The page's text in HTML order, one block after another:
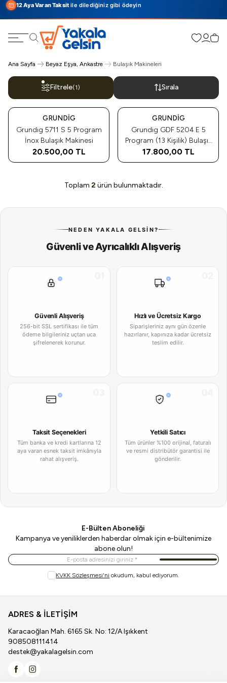
12 Aya Varan Taksit ile dilediğiniz gibi ödeyin
Favorilerim
Ana Sayfa Beyaz Eşya, Ankastre Bulaşık Makineleri
Filtrele(1) Sırala
GRUNDIG
Grundig 5711 S 5 Program
İnox Bulaşık Makinesi
20.500,00TL
GRUNDIG
Grundig GDF 5204 E 5
Program (13 Kişilik) Bulaşık
Makinesi
17.800,00TL
Toplam 2 ürün bulunmaktadır.
NEDEN YAKALA GELSIN?
Güvenli ve Ayrıcalıklı Alışveriş
Güvenli Alışveriş
256-bit SSL sertifikası ile tüm
ödeme bilgileriniz uçtan uca
şifrelenerek korunur.
Hızlı ve Ücretsiz Kargo
Siparişleriniz aynı gün özenle
hazırlanır, kapınıza kadar ücretsiz
teslim edilir.
Taksit Seçenekleri
Tüm banka ve kredi kartlarına 12
aya varan esnek taksit imkânıyla
rahat alışveriş.
Yetkili Satıcı
Tüm ürünler %100 orijinal, faturalı
ve resmi distribütör garantisi ile
gönderilir.
E-Bülten Aboneliği
Kampanya ve yeniliklerden haberdar olmak için e-bültenimize
abone olun!
Kayıt Ol
KVKK Sözleşmesi'ni okudum, kabul ediyorum.
ADRES & İLETİŞİM
Karacaoğlan Mah. 6165 Sk. No: 12/A Işıkkent
908508111414
destek@yakalagelsin.com
Facebookİnstagram